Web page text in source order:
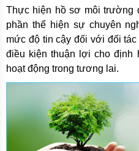
Thực hiện hồ sơ môi trường
phần thể hiện sự chuyên
mức độ tin cậy đối với đối
điều kiện thuận lợi cho định
hoạt động trong tương lai.